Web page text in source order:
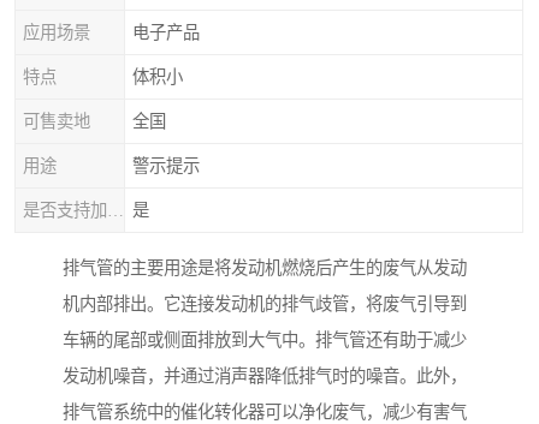
应用场景 电子产品
特点 体积小
可售卖地 全国
用途 警示提示
是
排气管的主要用途是将发动机燃烧后产生的废气从发动
机内部排出。它连接发动机的排气歧管，将废气引导到
车辆的尾部或侧面排放到大气中。排气管还有助于减少
发动机噪音，并通过消声器降低排气时的噪音。此外，
排气管系统中的催化转化器可以净化废气，减少有害气